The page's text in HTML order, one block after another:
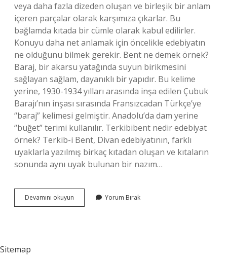
veya daha fazla dizeden oluşan ve birleşik bir anlam
içeren parçalar olarak karşımıza çıkarlar. Bu
bağlamda kıtada bir cümle olarak kabul edilirler.
Konuyu daha net anlamak için öncelikle edebiyatın
ne olduğunu bilmek gerekir. Bent ne demek örnek?
Baraj, bir akarsu yatağında suyun birikmesini
sağlayan sağlam, dayanıklı bir yapıdır. Bu kelime
yerine, 1930-1934 yılları arasında inşa edilen Çubuk
Barajı’nın inşası sırasında Fransızcadan Türkçe’ye
“baraj” kelimesi gelmiştir. Anadolu’da dam yerine
“buğet” terimi kullanılır. Terkibibent nedir edebiyat
örnek? Terkib-i Bent, Divan edebiyatının, farklı
uyaklarla yazılmış birkaç kıtadan oluşan ve kıtaların
sonunda aynı uyak bulunan bir nazım…
Devamını okuyun Edebiyat
Bend
Yorum Bırak
Sitemap